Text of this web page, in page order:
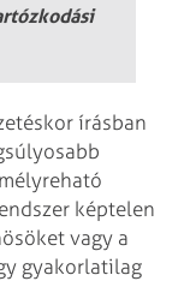
írásban
képtelen
vagy a
gyakorlatilag